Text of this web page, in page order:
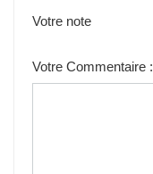
Votre note
Votre Commentaire :